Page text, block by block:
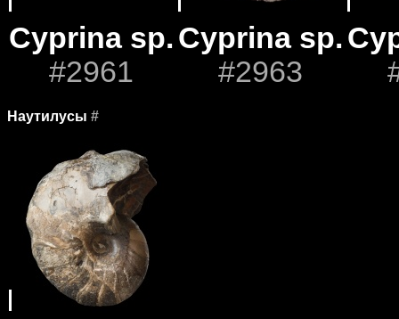
Cyprina sp.
#2961
Cyprina sp.
#2963
Наутилусы #